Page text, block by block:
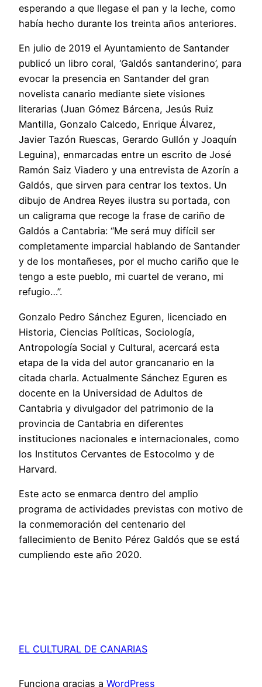
esperando a que llegase el pan y la leche, como
había hecho durante los treinta años anteriores.
En julio de 2019 el Ayuntamiento de Santander
publicó un libro coral, ‘Galdós santanderino’, para
evocar la presencia en Santander del gran
novelista canario mediante siete visiones
literarias (Juan Gómez Bárcena, Jesús Ruiz
Mantilla, Gonzalo Calcedo, Enrique Álvarez,
Javier Tazón Ruescas, Gerardo Gullón y Joaquín
Leguina), enmarcadas entre un escrito de José
Ramón Saiz Viadero y una entrevista de Azorín a
Galdós, que sirven para centrar los textos. Un
dibujo de Andrea Reyes ilustra su portada, con
un caligrama que recoge la frase de cariño de
Galdós a Cantabria: “Me será muy difícil ser
completamente imparcial hablando de Santander
y de los montañeses, por el mucho cariño que le
tengo a este pueblo, mi cuartel de verano, mi
refugio…”.
Gonzalo Pedro Sánchez Eguren, licenciado en
Historia, Ciencias Políticas, Sociología,
Antropología Social y Cultural, acercará esta
etapa de la vida del autor grancanario en la
citada charla. Actualmente Sánchez Eguren es
docente en la Universidad de Adultos de
Cantabria y divulgador del patrimonio de la
provincia de Cantabria en diferentes
instituciones nacionales e internacionales, como
los Institutos Cervantes de Estocolmo y de
Harvard.
Este acto se enmarca dentro del amplio
programa de actividades previstas con motivo de
la conmemoración del centenario del
fallecimiento de Benito Pérez Galdós que se está
cumpliendo este año 2020.
EL CULTURAL DE CANARIAS
Funciona gracias a WordPress